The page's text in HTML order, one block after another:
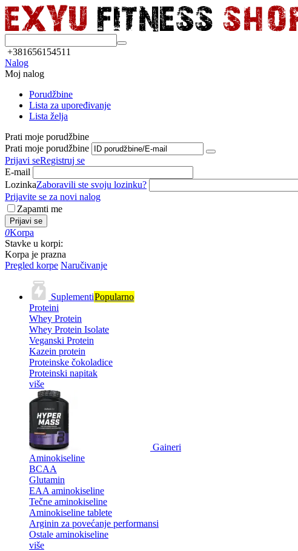
+381656154511
Nalog
Moj nalog
Porudžbine
Lista za upoređivanje
Lista želja
Prati moje porudžbine
Prati moje porudžbine
Prijavi seRegistruj se
E-mail
LozinkaZaboravili ste svoju lozinku?
Prijavite se za novi nalog
Zapamti me
Prijavi se
0Korpa
Stavke u korpi:
Korpa je prazna
Pregled korpe Naručivanje
SuplementiPopularno
Proteini
Whey Protein
Whey Protein Isolate
Veganski Protein
Kazein protein
Proteinske čokoladice
Proteinski napitak
više
Gaineri
Aminokiseline
BCAA
Glutamin
EAA aminokiseline
Tečne aminokiseline
Aminokiseline tablete
Arginin za povećanje performansi
Ostale aminokiseline
više